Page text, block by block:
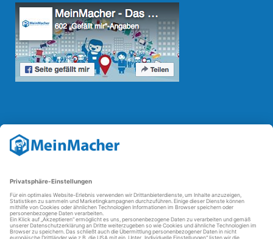
Reparatur Revolution
Mit derReparatur-Revolution
Reparaturbedingungen in Deutschland: Für Produkte, die sich gut
reparierenden Betriebe und des Reparatur-Know-hows in
Deutschland.
Weitere Informationen
FAQ - häufig gestellte Fragen